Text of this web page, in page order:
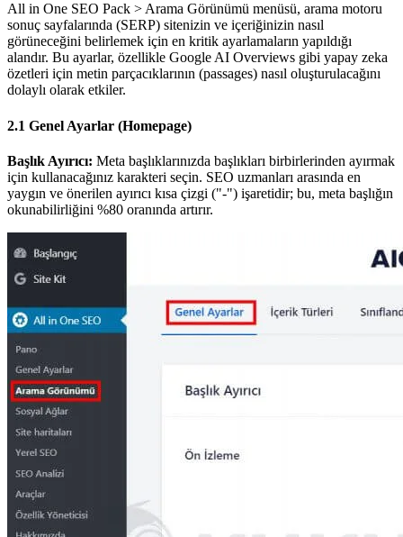
All in One SEO Pack > Arama Görünümü menüsü, arama motoru
sonuç sayfalarında (SERP) sitenizin ve içeriğinizin nasıl
görüneceğini belirlemek için en kritik ayarlamaların yapıldığı
alandır. Bu ayarlar, özellikle Google AI Overviews gibi yapay zeka
özetleri için metin parçacıklarının (passages) nasıl oluşturulacağını
dolaylı olarak etkiler.
2.1 Genel Ayarlar (Homepage)
Başlık Ayırıcı: Meta başlıklarınızda başlıkları birbirlerinden ayırmak
için kullanacağınız karakteri seçin. SEO uzmanları arasında en
yaygın ve önerilen ayırıcı kısa çizgi ("-") işaretidir; bu, meta başlığın
okunabilirliğini %80 oranında artırır.